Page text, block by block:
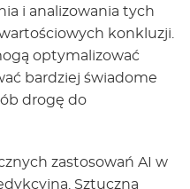
i analizowania tych
konkluzji.
optymalizować
bardziej świadome
drogę do
zastosowań AI w
Sztuczna